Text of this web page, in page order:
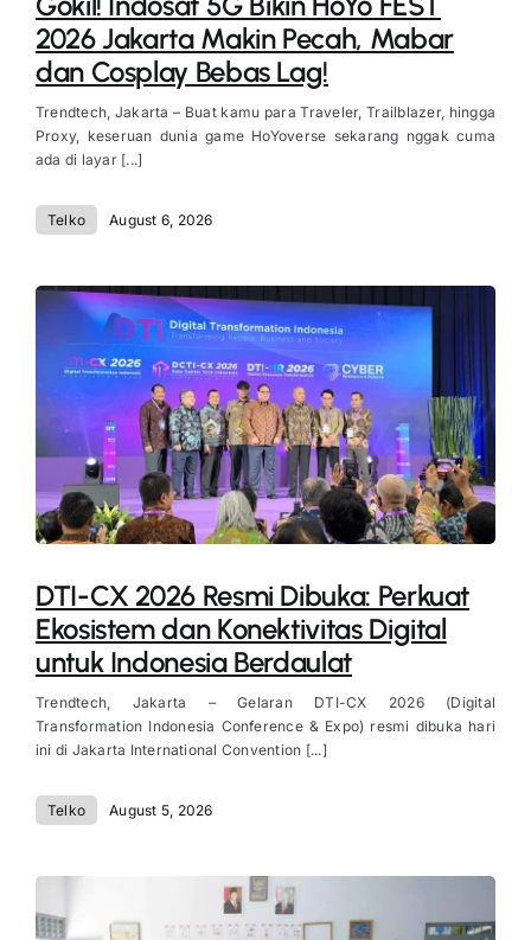
2026 Jakarta Makin Pecah, Mabar
dan Cosplay Bebas Lag!
Trendtech, Jakarta – Buat kamu para Traveler, Trailblazer, hingga
Proxy, keseruan dunia game HoYoverse sekarang nggak cuma
ada di layar [...]
Telko August 6, 2026
DTI-CX 2026 Resmi Dibuka: Perkuat
Ekosistem dan Konektivitas Digital
untuk Indonesia Berdaulat
Trendtech, Jakarta – Gelaran DTI-CX 2026 (Digital
Transformation Indonesia Conference & Expo) resmi dibuka hari
ini di Jakarta International Convention [...]
Telko August 5, 2026